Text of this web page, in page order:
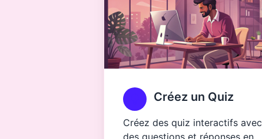
Créez un Quiz
Créez des quiz interactifs avec
des questions et réponses en